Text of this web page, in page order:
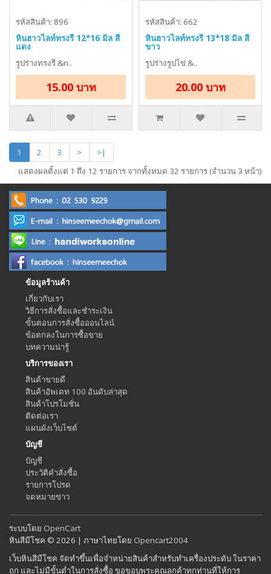
รหัสสินค้า: 896
หินฮาวไลท์ทรงรี 12*16 มิล สี
แดง
รูปร่างทรงรี &n..
15.00 บาท
รหัสสินค้า: 662
หินฮาวไลท์ทรงรี 13*18 มิล สี
ขาว
รูปร่างรูปไข่ &..
20.00 บาท
1 2 3 >
>|
แสดงผลตั้งแต่ 1 ถึง 12 รายการ จากทั้งหมด 32 รายการ (จำนวน 3 หน้า)
ข้อมูลร้านค้า
เกี่ยวกับเรา
วิธีการสั่งซื้อและชำระเงิน
ขั้นตอนการสั่งซื้อออนไลน์
ข้อตกลงในการซื้อขาย
บทความน่ารู้
บริการของเรา
สินค้าขายดี
สินค้าอัพเดท 100 อันดับล่าสุด
สินค้าโปรโมชั่น
ติดต่อเรา
แผนผังเว็บไซต์
บัญชี
บัญชี
ประวัติคำสั่งซื้อ
รายการโปรด
จดหมายข่าว
ระบบโดย OpenCart
หินสีมีโชค © 2026 | ภาษาไทยโดย Opencart2004
เว็บหินสีมีโชค จัดทำขึ้นเพื่อจำหน่ายสินค้าสำหรับทำเครื่องประดับ ในราคา
ถูก และไม่มีขั้นต่ำในการสั่งซื้อ ขอขอบพระคุณลูกค้าทุกท่านที่ให้การ